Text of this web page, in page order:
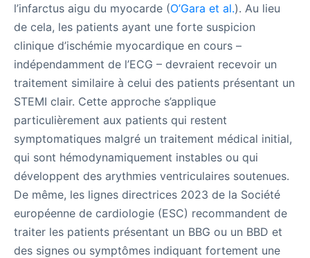
l’infarctus aigu du myocarde (O’Gara et al.). Au lieu
de cela, les patients ayant une forte suspicion
clinique d’ischémie myocardique en cours –
indépendamment de l’ECG – devraient recevoir un
traitement similaire à celui des patients présentant un
STEMI clair. Cette approche s’applique
particulièrement aux patients qui restent
symptomatiques malgré un traitement médical initial,
qui sont hémodynamiquement instables ou qui
développent des arythmies ventriculaires soutenues.
De même, les lignes directrices 2023 de la Société
européenne de cardiologie (ESC) recommandent de
traiter les patients présentant un BBG ou un BBD et
des signes ou symptômes indiquant fortement une